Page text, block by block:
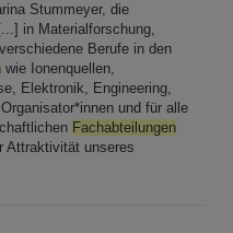
Stummeyer, die
in Materialforschung,
Berufe in den
wie Ionenquellen,
Elektronik, Engineering,
und für alle
Fachabteilungen
Attraktivität unseres